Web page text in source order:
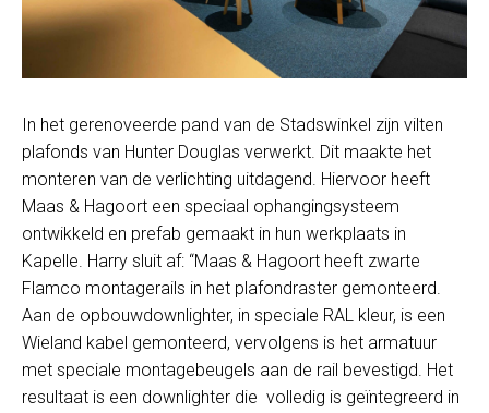
In het gerenoveerde pand van de Stadswinkel zijn vilten
plafonds van Hunter Douglas verwerkt. Dit maakte het
monteren van de verlichting uitdagend. Hiervoor heeft
Maas & Hagoort een speciaal ophangingsysteem
ontwikkeld en prefab gemaakt in hun werkplaats in
Kapelle. Harry sluit af: “Maas & Hagoort heeft zwarte
Flamco montagerails in het plafondraster gemonteerd.
Aan de opbouwdownlighter, in speciale RAL kleur, is een
Wieland kabel gemonteerd, vervolgens is het armatuur
met speciale montagebeugels aan de rail bevestigd. Het
resultaat is een downlighter die volledig is geïntegreerd in